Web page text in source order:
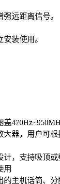
远距离信号。
装使用。
大器，用户可
计，支持吸顶
用
的主机话筒、分